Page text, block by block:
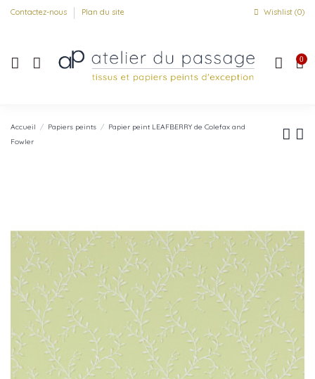
Contactez-nous Plan du site Wishlist (0)
0
Accueil Papiers peints
Papier peint LEAFBERRY de Colefax and
Fowler